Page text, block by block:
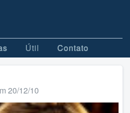
Útil Contato
20/12/10